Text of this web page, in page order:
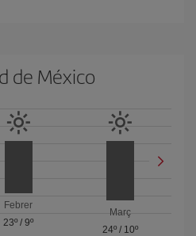
de México
Febrer
23º / 9º
Març
24º / 10º